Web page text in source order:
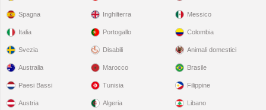
Spagna
Italia
Svezia
Inghilterra
Portogallo
Disabili
Messico
Colombia
Animali domestici
Australia
Paesi Bassi
Austria
Marocco
Tunisia
Algeria
Brasile
Filippine
Libano